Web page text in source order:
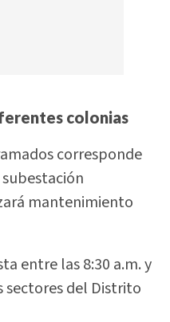
colonias
corresponde
mantenimiento
entre las 8:30 a.m. y
sectores del Distrito